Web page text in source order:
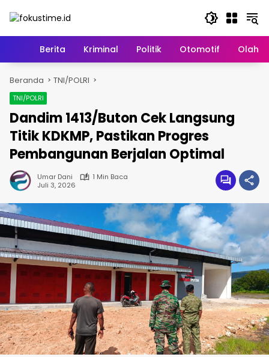
HomeBerita Kriminal Politik Otomotif
Beranda TNI/POLRI
TNI/POLRI
Dandim 1413/Buton Cek Langsung
Titik KDKMP, Pastikan Progres
Pembangunan Berjalan Optimal
Umar Dani
1 Min Baca
Juli 3, 2026